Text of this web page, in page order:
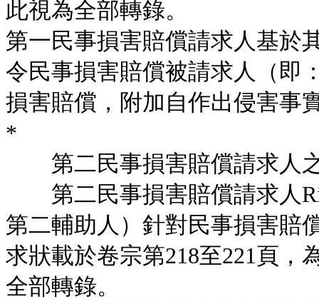
此視為全部轉錄。
第一民事損害賠償請求人基於
令民事損害賠償被請求人（即
損害賠償，附加自作出侵害事
*
第二民事損害賠償請求人
第二民事損害賠償請求人
第二輔助人）針對民事損害賠
求狀載於卷宗第218至221頁，
全部轉錄。